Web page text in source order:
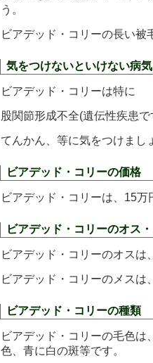
う。
ビアデッド・コリーの長い被
気をつけないといけない病
ビアデッド・コリーは特に
股関節形成不全(遺伝性疾患
てんかん、等に気をつけまし
ビアデッド・コリーの価格
ビアデッド・コリーは、15万
ビアデッド・コリーのオス
ビアデッド・コリーのオスは
ビアデッド・コリーのメスは
ビアデッド・コリーの種類
ビアデッド・コリーの毛色は
色、青に白の斑等です。